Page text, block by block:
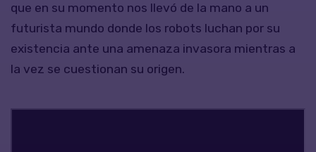
que en su momento nos llevó de la mano a un
futurista mundo donde los robots luchan por su
existencia ante una amenaza invasora mientras a
la vez se cuestionan su origen.